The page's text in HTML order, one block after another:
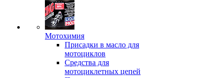
Мотохимия
Присадки в масло для
мотоциклов
Средства для
мотоциклетных цепей